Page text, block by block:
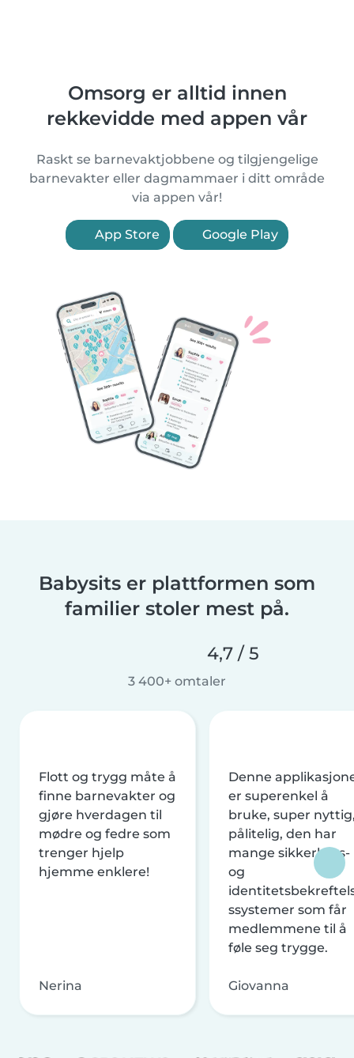
Omsorg er alltid innen
rekkevidde med appen vår
Raskt se barnevaktjobbene og tilgjengelige
barnevakter eller dagmammaer i ditt område
via appen vår!
App Store Google Play
Babysits er plattformen som
familier stoler mest på.
4,7 / 5
3 400+ omtaler
Flott og trygg måte å
finne barnevakter og
gjøre hverdagen til
mødre og fedre som
trenger hjelp
hjemme enklere!
Nerina
Denne
er superenkel å
bruke, super
pålitelig, den har
mange sikkerhets-
og
ssystemer som får
medlemmene til å
føle seg trygge.
Giovanna